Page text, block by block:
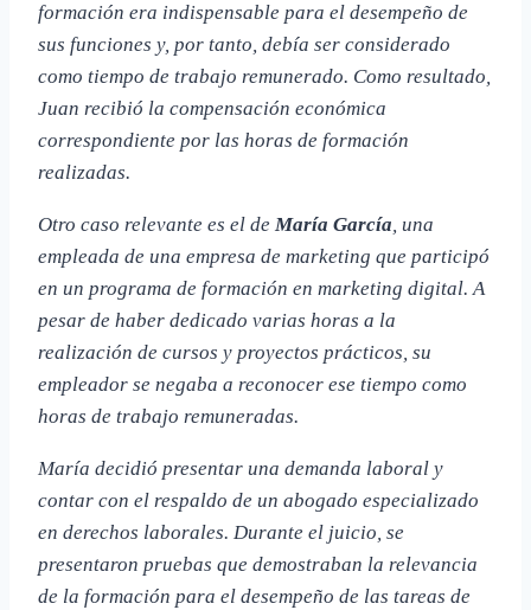
formación era indispensable para el desempeño de
sus funciones y, por tanto, debía ser considerado
como tiempo de trabajo remunerado. Como resultado,
Juan recibió la compensación económica
correspondiente por las horas de formación
realizadas.
Otro caso relevante es el de María García, una
empleada de una empresa de marketing que participó
en un programa de formación en marketing digital. A
pesar de haber dedicado varias horas a la
realización de cursos y proyectos prácticos, su
empleador se negaba a reconocer ese tiempo como
horas de trabajo remuneradas.
María decidió presentar una demanda laboral y
contar con el respaldo de un abogado especializado
en derechos laborales. Durante el juicio, se
presentaron pruebas que demostraban la relevancia
de la formación para el desempeño de las tareas de